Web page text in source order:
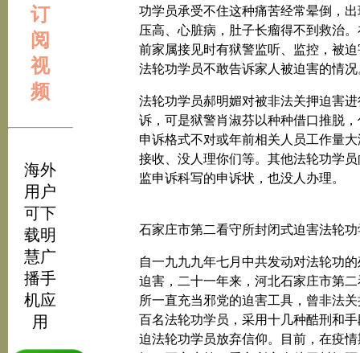
订
阅
视
频
海外
用户
可下
载明
慧广
播手
机应
用
功学员承受不住这种痛苦经常晕倒，出
压高、心脏病，肚子长瘤得不到救治。
前家属接见时有狱警监听、监控，被迫
法轮功学员不敢告诉家人被迫害的情况
法轮功学员郝明媚对被非法关押迫害进
诉，可是狱警肖淑芬以种种借口推脱，
申诉格式不对或年前相关人员工作量大
接收、没人理你们等。其他法轮功学员
监申诉科写的申诉状，也没人办理。
石家庄市第二看守所封闭式迫害法轮功
自一九九九年七月中共发动对法轮功
迫害，二十一年来，河北石家庄市第二
所一直充当邪党的迫害工具，曾非法
百名法轮功学员，采用十几种酷刑和手
迫法轮功学员放弃信仰。目前，在疫情